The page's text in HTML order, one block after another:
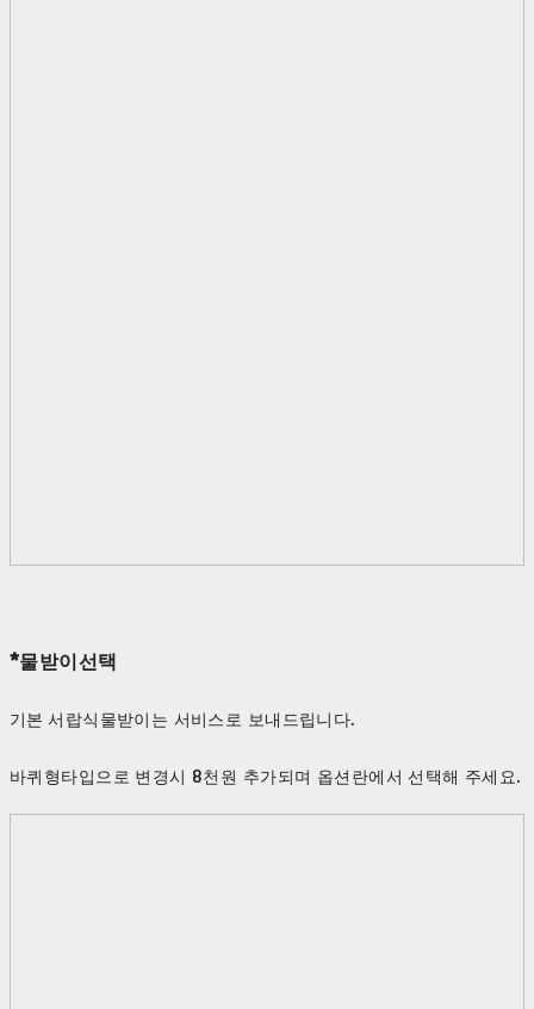
*물받이선택
기본 서랍식물받이는 서비스로 보내드립니다.
바퀴형타입으로 변경시 8천원 추가되며 옵션란에서 선택해 주세요.